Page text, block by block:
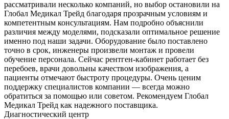
рассматривали несколько компаний, но выбор остановили на
Глобал Медикал Трейд благодаря прозрачным условиям и
компетентным консультациям. Нам подробно объяснили
различия между моделями, подсказали оптимальное решение
именно под наши задачи. Оборудование было поставлено
точно в срок, инженеры произвели монтаж и провели
обучение персонала. Сейчас рентген-кабинет работает без
перебоев, врачи довольны качеством изображения, а
пациенты отмечают быстроту процедуры. Очень ценим
поддержку специалистов компании — всегда можно
обратиться за помощью или советом. Рекомендуем Глобал
Медикал Трейд как надежного поставщика.
Диагностический центр